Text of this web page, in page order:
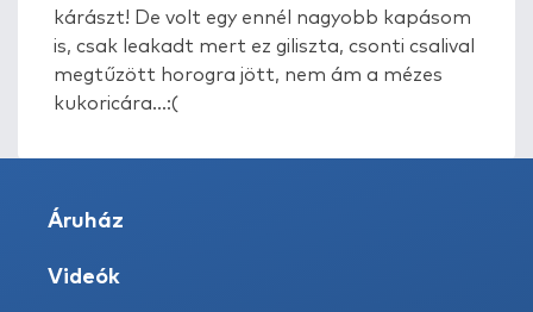
kárászt! De volt egy ennél nagyobb kapásom
is, csak leakadt mert ez giliszta, csonti csalival
megtűzött horogra jött, nem ám a mézes
kukoricára...:(
Áruház
Videók